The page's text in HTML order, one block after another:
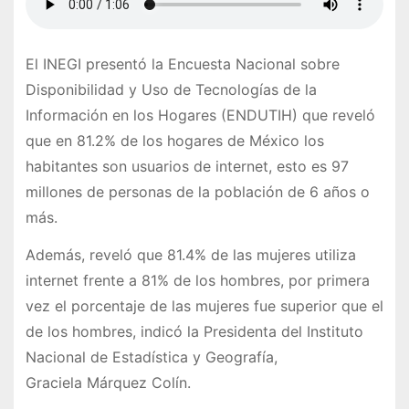
El INEGI presentó la Encuesta Nacional sobre
Disponibilidad y Uso de Tecnologías de la
Información en los Hogares (ENDUTIH) que reveló
que en 81.2% de los hogares de México los
habitantes son usuarios de internet, esto es 97
millones de personas de la población de 6 años o
más.
Además, reveló que 81.4% de las mujeres utiliza
internet frente a 81% de los hombres, por primera
vez el porcentaje de las mujeres fue superior que el
de los hombres, indicó la Presidenta del Instituto
Nacional de Estadística y Geografía,
Graciela Márquez Colín.